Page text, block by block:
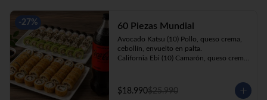
-27% 60 Piezas Mundial
Avocado Katsu (10) Pollo, queso crema,
cebollín, envuelto en palta.
California Ebi (10) Camarón, queso crema,
crema, cebollín, envuelto en sésamo.
Katsu Roll (10) Pollo apanado, queso
$18.990$25.990